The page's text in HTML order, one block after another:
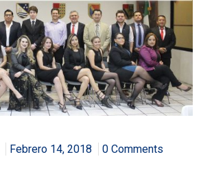
Febrero 14, 2018 0 Comments